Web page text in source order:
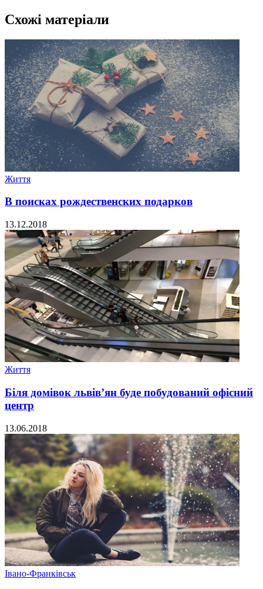
Схожі матеріали
Життя
В поисках рождественских подарков
13.12.2018
Життя
Біля домівок львів’ян буде побудований офісний
центр
13.06.2018
Івано-Франківськ